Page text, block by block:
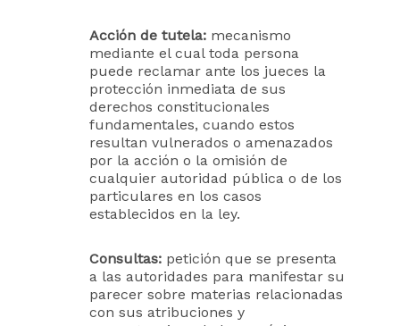
Acción de tutela: mecanismo
mediante el cual toda persona
puede reclamar ante los jueces la
protección inmediata de sus
derechos constitucionales
fundamentales, cuando estos
resultan vulnerados o amenazados
por la acción o la omisión de
cualquier autoridad pública o de los
particulares en los casos
establecidos en la ley.
Consultas: petición que se presenta
a las autoridades para manifestar su
parecer sobre materias relacionadas
con sus atribuciones y